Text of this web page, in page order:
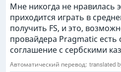
Мне никогда не нравилась
приходится играть в
получить FS, и это,
провайдера Pragmatic есть
соглашение с сербскими
Автоматический перевод: